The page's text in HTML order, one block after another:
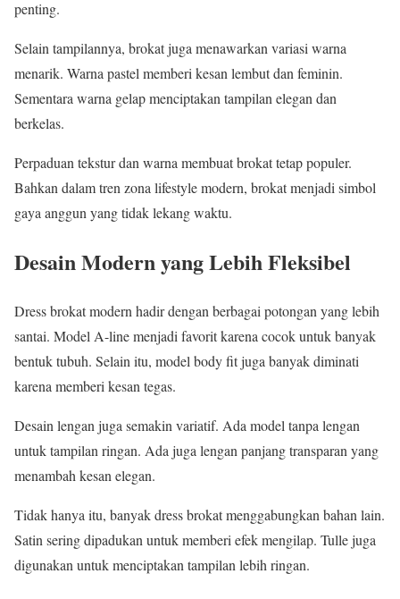
penting.
Selain tampilannya, brokat juga menawarkan variasi warna
menarik. Warna pastel memberi kesan lembut dan feminin.
Sementara warna gelap menciptakan tampilan elegan dan
berkelas.
Perpaduan tekstur dan warna membuat brokat tetap populer.
Bahkan dalam tren zona lifestyle modern, brokat menjadi simbol
gaya anggun yang tidak lekang waktu.
Desain Modern yang Lebih Fleksibel
Dress brokat modern hadir dengan berbagai potongan yang lebih
santai. Model A-line menjadi favorit karena cocok untuk banyak
bentuk tubuh. Selain itu, model body fit juga banyak diminati
karena memberi kesan tegas.
Desain lengan juga semakin variatif. Ada model tanpa lengan
untuk tampilan ringan. Ada juga lengan panjang transparan yang
menambah kesan elegan.
Tidak hanya itu, banyak dress brokat menggabungkan bahan lain.
Satin sering dipadukan untuk memberi efek mengilap. Tulle juga
digunakan untuk menciptakan tampilan lebih ringan.